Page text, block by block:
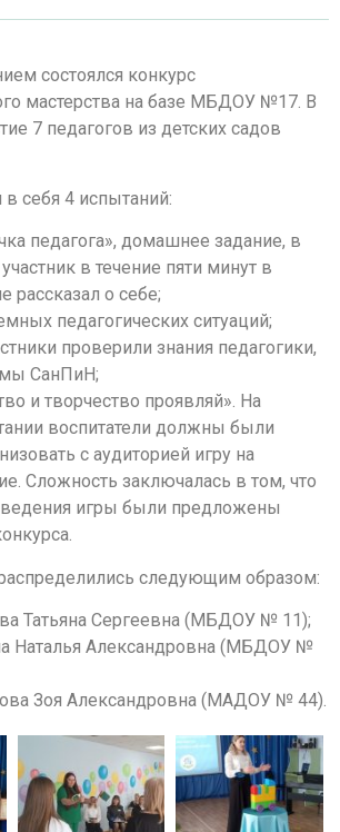
состоялся конкурс
мастерства на базе МБДОУ №17. В
7 педагогов из детских садов
себя 4 испытаний:
педагога», домашнее задание, в
в течение пяти минут в
рассказал о себе;
педагогических ситуаций;
проверили знания педагогики,
СанПиН;
и творчество проявляй». На
воспитатели должны были
с аудиторией игру на
Сложность заключалась в том, что
игры были предложены
следующим образом:
Татьяна Сергеевна (МБДОУ № 11);
Наталья Александровна (МБДОУ №
Зоя Александровна (МАДОУ № 44).